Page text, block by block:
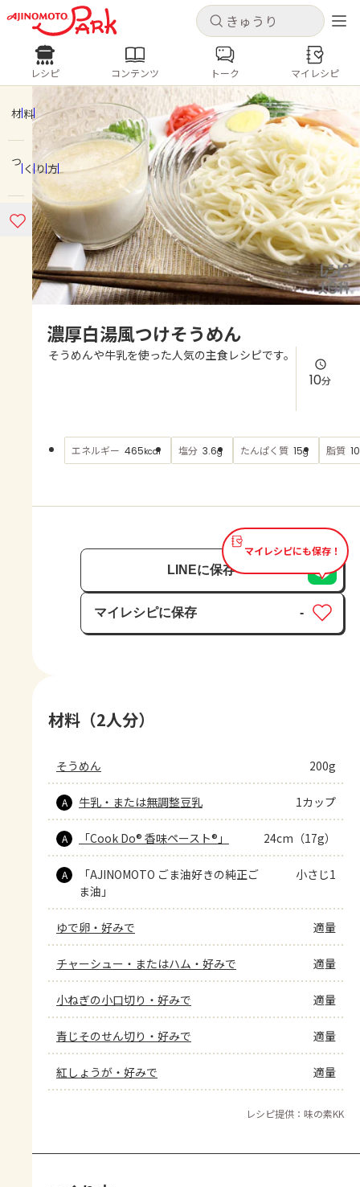
キャンセル
ログインするとレシピを保存できます
ログイン 新規登録
ホーム
コンテンツ
レシピ
よくあるお問い合わせ
AJINOMOTO PARK とは
キャンセル
レシピ コンテンツ
人気の食材・レシピ
きゅうり なす トマト
とうもろこし
ピーマン
みょうが ゴーヤ
レシピ コンテンツ トーク マイレシピ
材料
つくり方
濃厚白湯風つけそうめん
そうめんや牛乳を使った人気の主食レシピです。
10分
エネルギー 465kcal 塩分 3.6g たんぱく質 15g 脂質
マイレシピにも保存！
LINEに保存
マイレシピに保存
保存済み
-
材料（2人分）
そうめん 200g
A 牛乳・または無調整豆乳 1カップ
A 「Cook Do® 香味ペースト®」 24cm（17g）
A
「AJINOMOTO ごま油好きの純正ご
ま油」
小さじ1
ゆで卵・好みで 適量
チャーシュー・またはハム・好みで 適量
小ねぎの小口切り・好みで 適量
青じそのせん切り・好みで 適量
紅しょうが・好みで 適量
レシピ提供：味の素KK